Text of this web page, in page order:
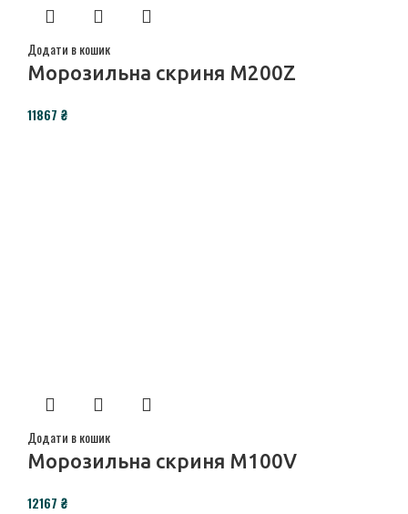
Додати в кошик
Морозильна скриня M200Z
₴
Додати в кошик
Морозильна скриня M100V
₴